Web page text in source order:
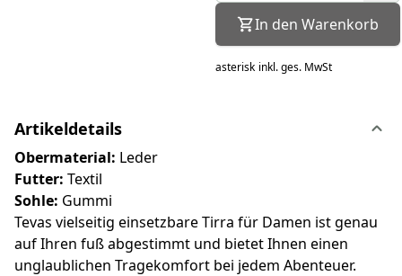
In den Warenkorb
asterisk inkl. ges. MwSt
Artikeldetails
Obermaterial: Leder
Futter: Textil
Sohle: Gummi
Tevas vielseitig einsetzbare Tirra für Damen ist genau
auf Ihren fuß abgestimmt und bietet Ihnen einen
unglaublichen Tragekomfort bei jedem Abenteuer.